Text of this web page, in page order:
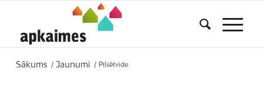
Sākums / Jaunumi / Pilsētvide